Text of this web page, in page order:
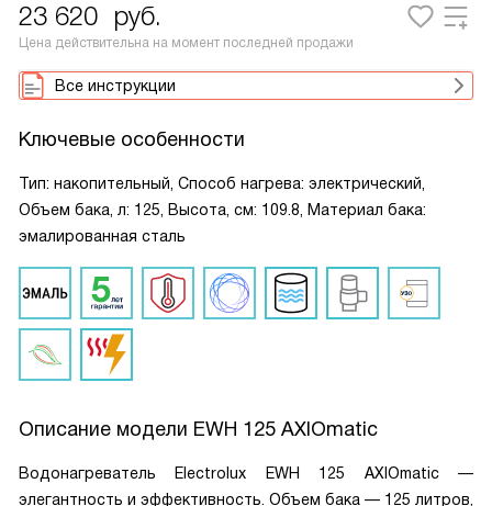
23 620 руб.
Цена действительна на момент последней продажи
Все инструкции
Ключевые особенности
Тип: накопительный, Способ нагрева: электрический,
Объем бака, л: 125, Высота, см: 109.8, Материал бака:
эмалированная сталь
Описание модели EWH 125 AXIOmatic
Водонагреватель Electrolux EWH 125 AXIOmatic —
элегантность и эффективность. Объем бака — 125 литров,